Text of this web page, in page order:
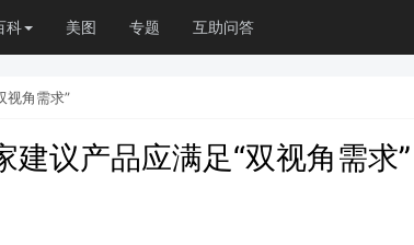
科 美图 专题 互助问答
视角需求”
议产品应满足“双视角需求”